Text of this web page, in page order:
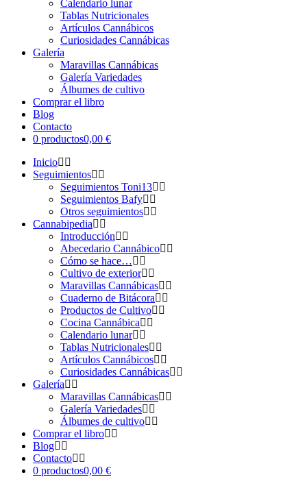
Calendario lunar
Tablas Nutricionales
Artículos Cannábicos
Curiosidades Cannábicas
Galería
Maravillas Cannábicas
Galería Variedades
Álbumes de cultivo
Comprar el libro
Blog
Contacto
0 productos0,00 €
Inicio
Seguimientos
Seguimientos Toni13
Seguimientos Bafy
Otros seguimientos
Cannabipedia
Introducción
Abecedario Cannábico
Cómo se hace…
Cultivo de exterior
Maravillas Cannábicas
Cuaderno de Bitácora
Productos de Cultivo
Cocina Cannábica
Calendario lunar
Tablas Nutricionales
Artículos Cannábicos
Curiosidades Cannábicas
Galería
Maravillas Cannábicas
Galería Variedades
Álbumes de cultivo
Comprar el libro
Blog
Contacto
0 productos0,00 €